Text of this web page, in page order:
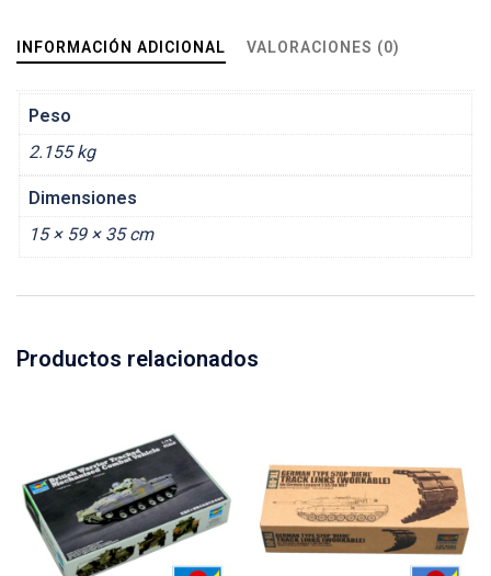
INFORMACIÓN ADICIONAL VALORACIONES (0)
Peso
2.155 kg
Dimensiones
15 × 59 × 35 cm
Productos relacionados